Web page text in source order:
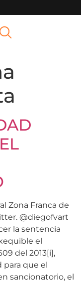
Zona Franca de
@diegofvart
la sentencia
el
del 2013[i],
para que el
sancionatorio, el